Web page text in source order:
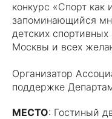
конкурс «Спорт как
запоминающийся
детских спортивных
Москвы и всех
Организатор
поддержке
МЕСТО: Гостиный